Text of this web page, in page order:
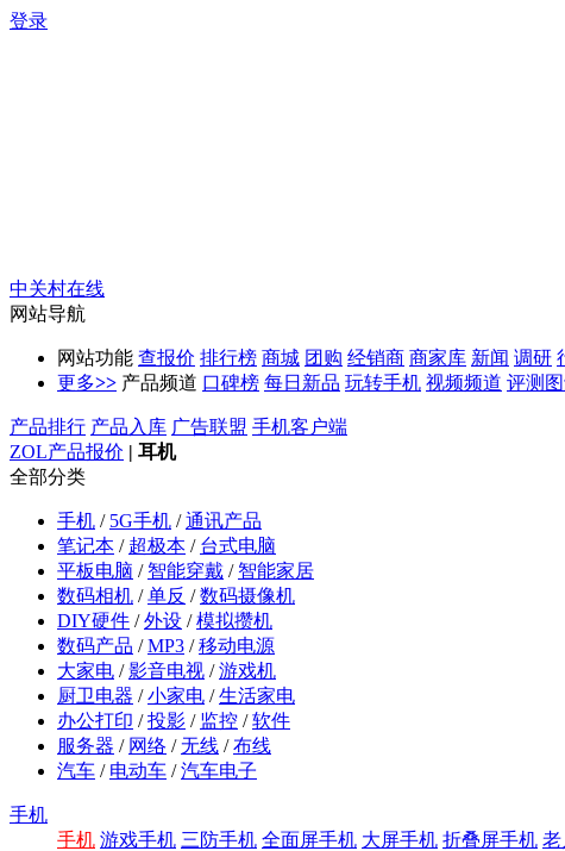
登录
中关村在线
网站导航
网站功能 查报价 排行榜 商城 团购 经销商 商家库 新闻 调研
更多>> 产品频道 口碑榜 每日新品 玩转手机 视频频道 评测
产品排行 产品入库 广告联盟 手机客户端
ZOL产品报价 | 耳机
全部分类
手机 / 5G手机 /通讯产品
笔记本 / 超极本 / 台式电脑
平板电脑 / 智能穿戴 / 智能家居
数码相机 /单反 /数码摄像机
DIY硬件 /外设 /模拟攒机
数码产品 /MP3 /移动电源
大家电 /影音电视 /游戏机
厨卫电器 /小家电 /生活家电
办公打印 /投影 / 监控 /软件
服务器 / 网络 /无线 /布线
汽车 / 电动车 /汽车电子
手机
手机 游戏手机 三防手机 全面屏手机 大屏手机 折叠屏手机 老